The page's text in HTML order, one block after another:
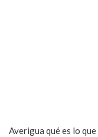
Averigua qué es lo